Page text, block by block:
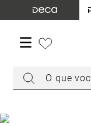
O que você está
TERMOS MAIS
cuba
chuveiro
4º
acabamento